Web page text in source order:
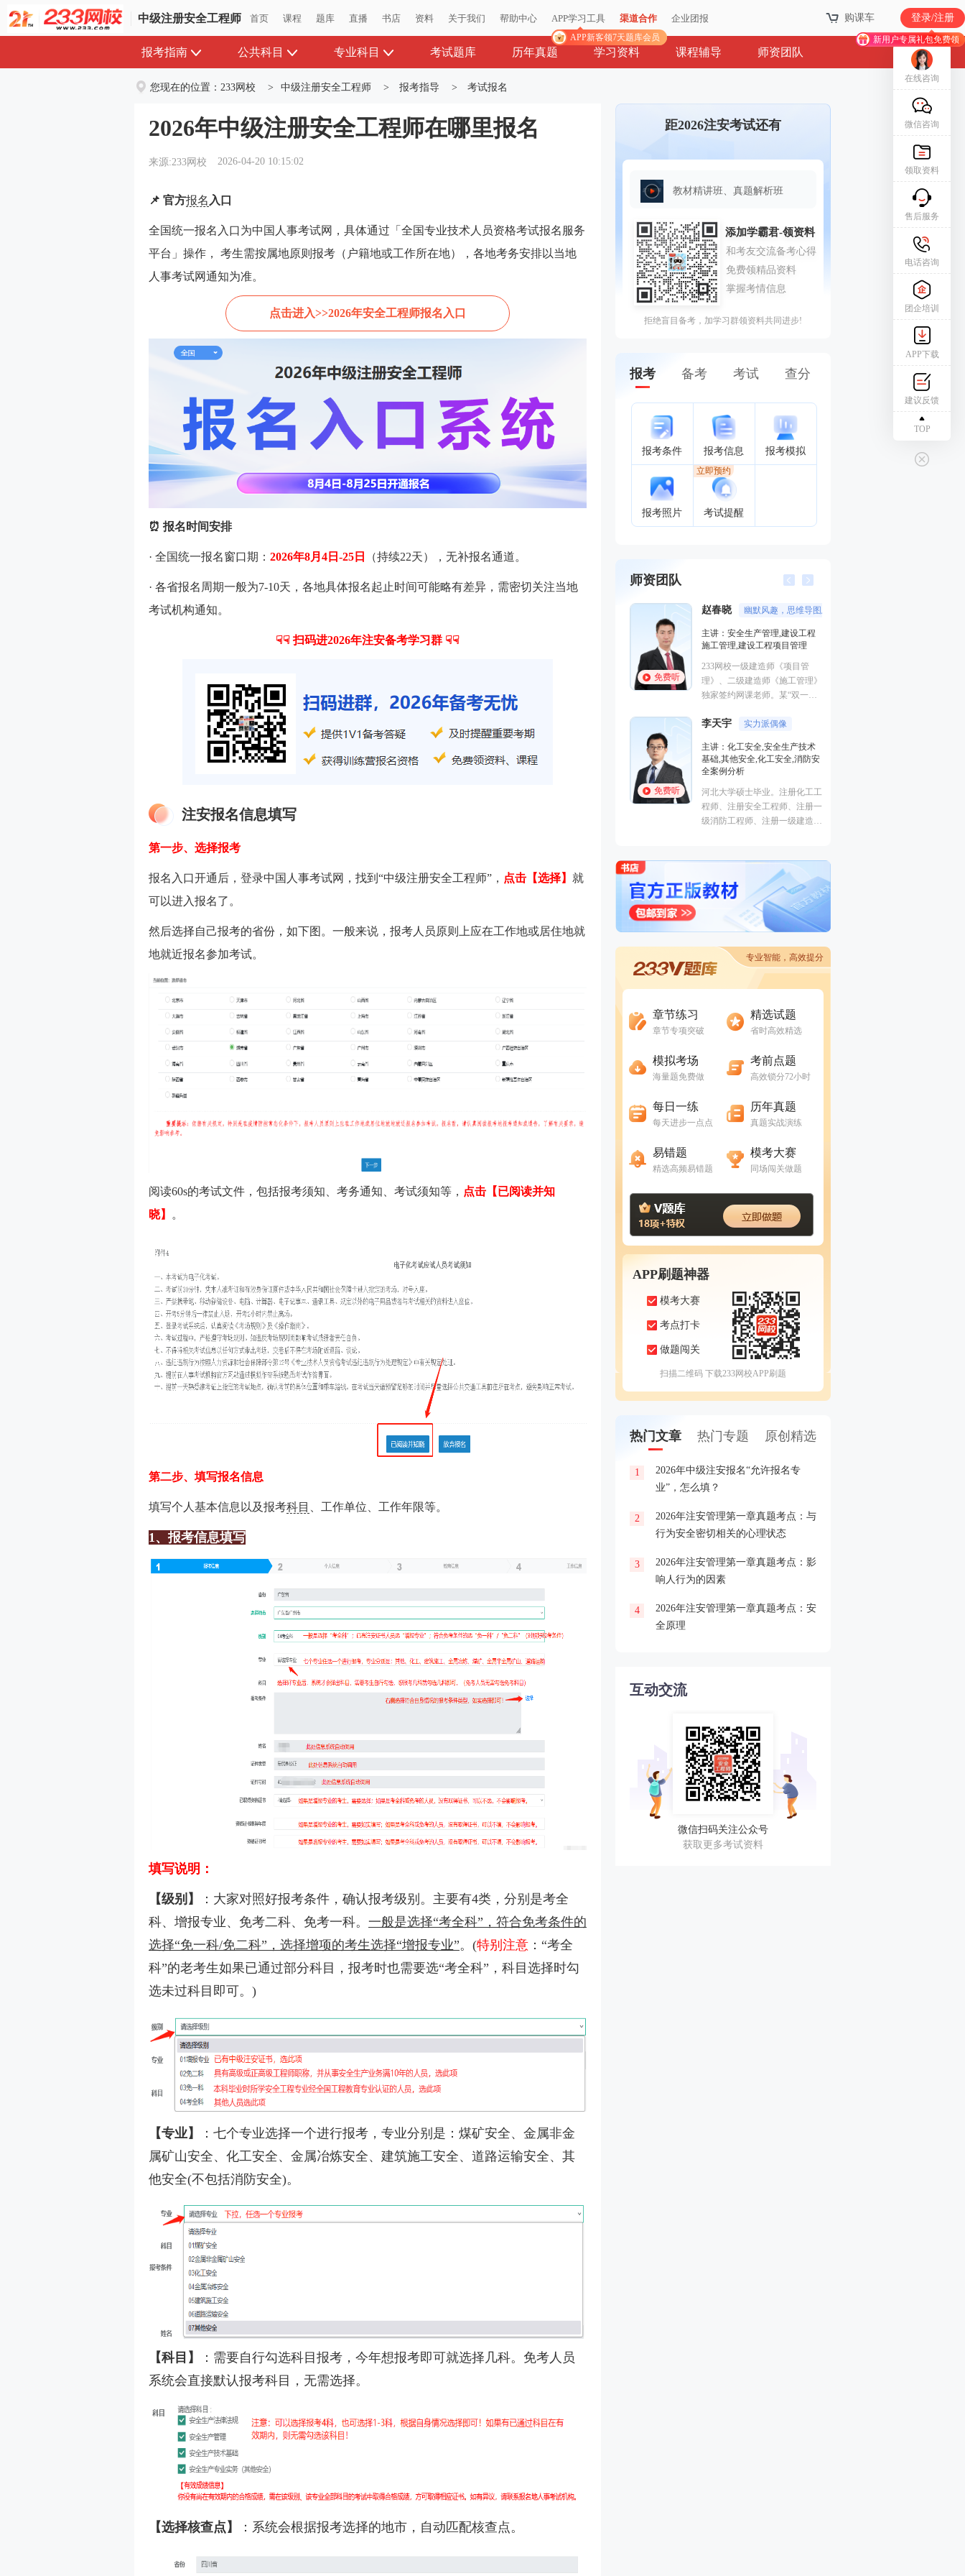
中级注册安全工程师 首页 课程 题库 直播 书店 资料 关于我们 帮助中心 APP学习工具
APP新客领7天题库会员
渠道合作 企业团报 购课车 登录/注册
新用户专属礼包免费领
中级注册安全工程师 首页 课程 题库 直播 书店 资料 关于我们 帮助中心 APP学习工具
APP新客领7天题库会员
渠道合作 企业团报 购课车 登录/注册
新用户专属礼包免费领
报考指南 公共科目 专业科目 考试题库 历年真题 学习资料 课程辅导 师资团队
您现在的位置： 233网校 > 中级注册安全工程师 > 报考指导 > 考试报名
2026年中级注册安全工程师在哪里报名
来源:233网校 2026-04-20 10:15:02
📌 官方报名 入口
全国统一报名入口为中国人事考试网，具体通过「全国专业技术人员资格考试报名服务
平台」操作， 考生需按属地原则报考（户籍地或工作所在地），各地考务安排以当地
人事考试网通知为准。
点击进入>>2026年安全工程师报名入口
⏰ 报名时间安排
· 全国统一报名窗口期： 2026年8月4日-25日 （持续22天），无补报名通道。
· 各省报名周期一般为7-10天，各地具体报名起止时间可能略有差异，需密切关注当地
考试机构通知。
☟☟ 扫码进2026年注安备考学习群 ☟☟
注安报名信息填写
第一步、选择报考
报名入口开通后，登录中国人事考试网，找到“中级注册安全工程师”， 点击【选择】 就
可以进入报名了。
然后选择自己报考的省份，如下图。一般来说，报考人员原则上应在工作地或居住地就
地就近报名参加考试。
阅读60s的考试文件，包括报考须知、考务通知、考试须知等， 点击【已阅读并知
晓】
。
第二步、填写报名信息
填写个人基本信息以及报考科目 、工作单位、工作年限等。
1、报考信息填写
填写说明：
【级别】
：大家对照好报考条件，确认报考级别。主要有4类，分别是考全
科、增报专业、免考二科、免考一科。 一般是选择“考全科”，符合免考条件的
选择“免一科/免二科”，选择增项的考生选择“增报专业”。(特别注意 ：“考全
科”的老考生如果已通过部分科目，报考时也需要选“考全科”，科目选择时勾
选未过科目即可。)
【专业】
：七个专业选择一个进行报考，专业分别是：煤矿安全、金属非金
属矿山安全、化工安全、金属冶炼安全、建筑施工安全、道路运输安全、其
他安全(不包括消防安全)。
【科目】
：需要自行勾选科目报考，今年想报考即可就选择几科。免考人员
系统会直接默认报考科目，无需选择。
【选择核查点】 ：系统会根据报考选择的地市，自动匹配核查点。
距2026注安考试还有
教材精讲班、真题解析班
拒绝盲目备考，加学习群领资料共同进步!
报考 备考 考试 查分
报考条件 报考信息 报考模拟
报考照片 考试提醒
立即预约
师资团队
免费听
赵春晓 幽默风趣，思维导图总结精彩，考点层次分明。
主讲：安全生产管理,建设工程
施工管理,建设工程项目管理
233网校一级建造师《项目管
理》、二级建造师《施工管理》
独家签约网课老师。某“双一
国家一级注册建造师、造价师。
免费听
李天宇 实力派偶像
主讲：化工安全,安全生产技术
基础,其他安全,化工安全,消防安
全案例分析
河北大学硕士毕业。注册化工工
程师、注册安全工程师、注册一
级消防工程师、注册一级建造
篇设计及校审核工作。具有扎实
的理论功底，丰富的现场实践经
验，熟悉过程化设计、生产、检
修维护中的安全隐患及应急预
专业智能，高效提分
章节练习
章节专项突破
精选试题
省时高效精选
模拟考场
海量题免费做
考前点题
高效锁分72小时
每日一练
每天进步一点点
历年真题
真题实战演练
易错题
精选高频易错题
模考大赛
同场闯关做题
APP刷题神器
模考大赛
考点打卡
做题闯关
扫描二维码 下载233网校APP刷题
热门文章 热门专题 原创精选
1
2026年中级注安报名“允许报名专
业”，怎么填？
2
2026年注安管理第一章真题考点：与
行为安全密切相关的心理状态
3
2026年注安管理第一章真题考点：影
响人行为的因素
4
2026年注安管理第一章真题考点：安
全原理
互动交流
微信扫码关注公众号
获取更多考试资料
在线咨询
微信咨询
领取资料
售后服务
电话咨询
团企培训
APP下载
建议反馈
TOP